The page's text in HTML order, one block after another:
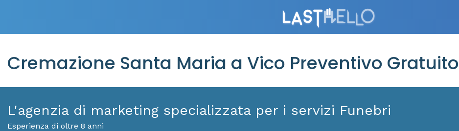
Cremazione Santa Maria a Vico Preventivo Gratuito
L'agenzia di marketing specializzata per i servizi Funebri
Esperienza di oltre 8 anni